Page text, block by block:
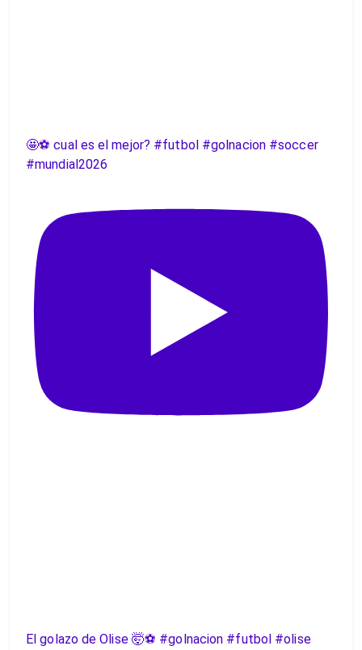
🤩⚽️ cual es el mejor? #futbol #golnacion #soccer
#mundial2026
El golazo de Olise 🤯⚽️ #golnacion #futbol #olise